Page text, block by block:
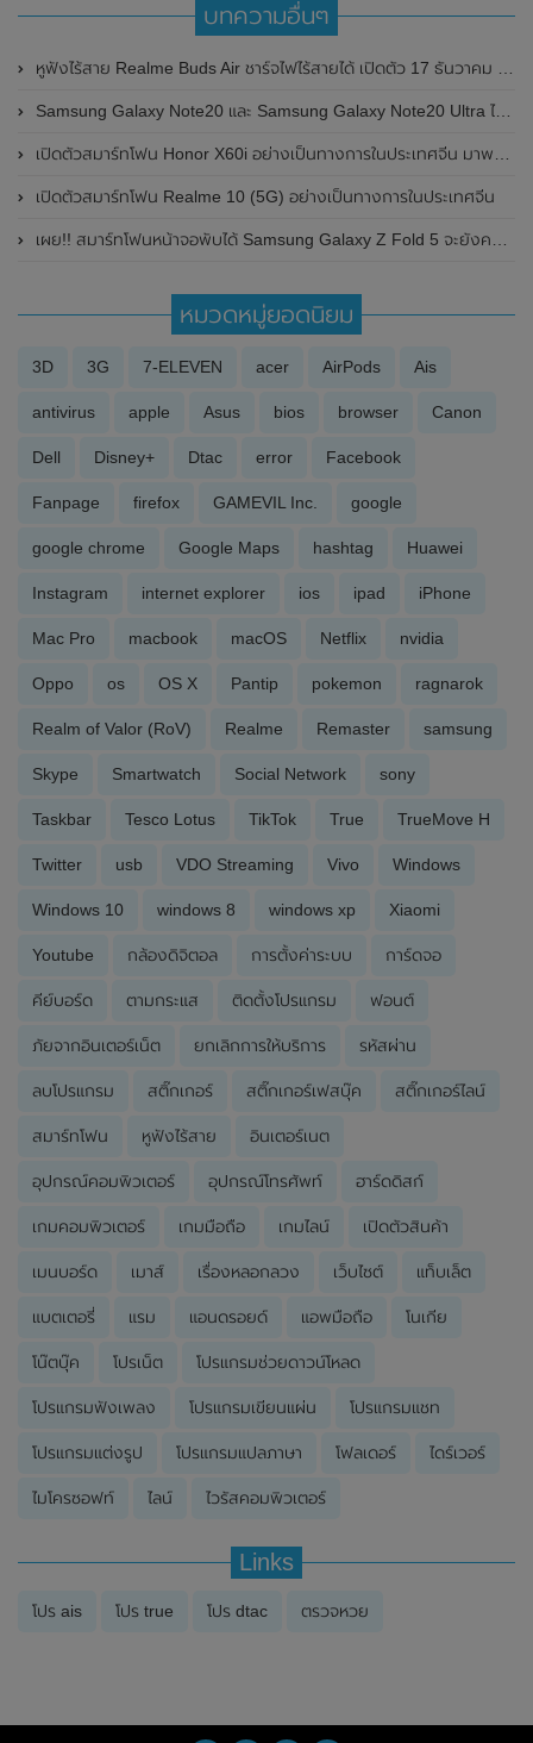
บทความอื่นๆ
หูฟังไร้สาย Realme Buds Air ชาร์จไฟไร้สายได้ เปิดตัว 17 ธันวาคม 2019 นี้อย่างเป็นทางการ
Samsung Galaxy Note20 และ Samsung Galaxy Note20 Ultra ได้ผ่านการรับรองจาก กสทช. ประเทศไทยแล้ว
เปิดตัวสมาร์ทโฟน Honor X60i อย่างเป็นทางการในประเทศจีน มาพร้อมชิปเซ็ต Mediatek Dimensity 6080 และแบตเตอรี่ 5,000 mAh
เปิดตัวสมาร์ทโฟน Realme 10 (5G) อย่างเป็นทางการในประเทศจีน
เผย!! สมาร์ทโฟนหน้าจอพับได้ Samsung Galaxy Z Fold 5 จะยังคงใช้กล้องหลังเหมือน Samsung Galaxy Z Fold 4
หมวดหมู่ยอดนิยม
3D 3G 7-ELEVEN acer AirPods Ais
antivirus apple Asus bios browser Canon
Dell Disney+ Dtac error Facebook
Fanpage firefox GAMEVIL Inc. google
google chrome Google Maps hashtag Huawei
Instagram internet explorer ios ipad iPhone
Mac Pro macbook macOS Netflix nvidia
Oppo os OS X Pantip pokemon ragnarok
Realm of Valor (RoV) Realme Remaster samsung
Skype Smartwatch Social Network sony
Taskbar Tesco Lotus TikTok True TrueMove H
Twitter usb VDO Streaming Vivo Windows
Windows 10 windows 8 windows xp Xiaomi
Youtube กล้องดิจิตอล การตั้งค่าระบบ การ์ดจอ
คีย์บอร์ด ตามกระแส ติดตั้งโปรแกรม ฟอนต์
ภัยจากอินเตอร์เน็ต ยกเลิกการให้บริการ รหัสผ่าน
ลบโปรแกรม สติ๊กเกอร์ สติ๊กเกอร์เฟสบุ๊ค สติ๊กเกอร์ไลน์
สมาร์ทโฟน หูฟังไร้สาย อินเตอร์เนต
อุปกรณ์คอมพิวเตอร์ อุปกรณ์โทรศัพท์ ฮาร์ดดิสก์
เกมคอมพิวเตอร์ เกมมือถือ เกมไลน์ เปิดตัวสินค้า
เมนบอร์ด เมาส์ เรื่องหลอกลวง เว็บไซต์ แท็บเล็ต
แบตเตอรี่ แรม แอนดรอยด์ แอพมือถือ โนเกีย
โน๊ตบุ๊ค โปรเน็ต โปรแกรมช่วยดาวน์โหลด
โปรแกรมฟังเพลง โปรแกรมเขียนแผ่น โปรแกรมแชท
โปรแกรมแต่งรูป โปรแกรมแปลภาษา โฟลเดอร์ ไดร์เวอร์
ไมโครซอฟท์ ไลน์ ไวรัสคอมพิวเตอร์
Links
โปร ais โปร true โปร dtac ตรวจหวย